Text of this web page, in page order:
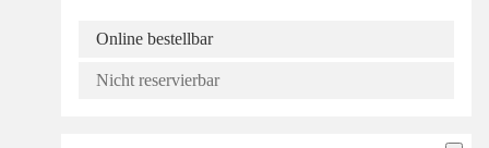
Online bestellbar
Nicht reservierbar